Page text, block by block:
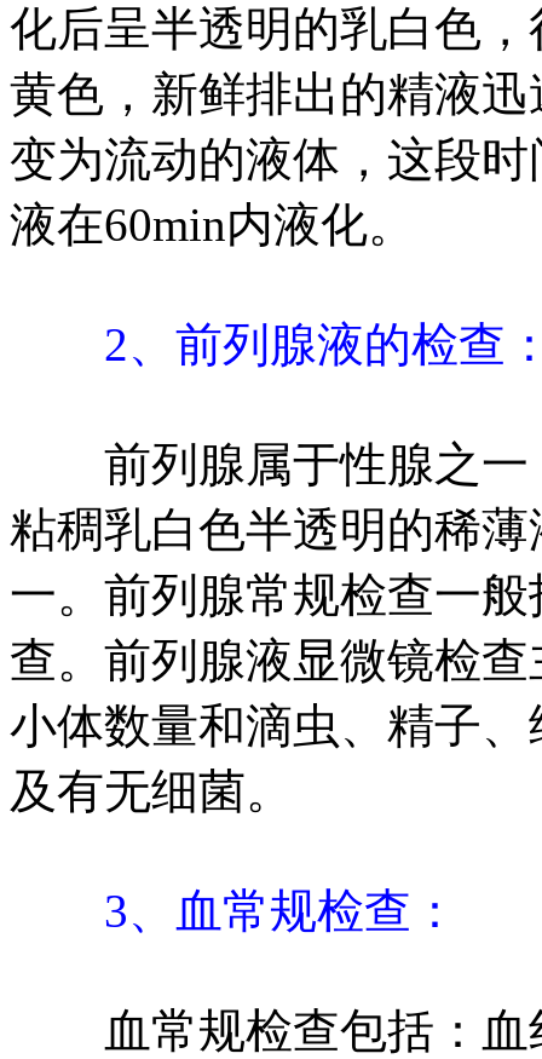
化后呈半透明的乳白色
黄色，新鲜排出的精液
变为流动的液体，这段
液在60min内液化。
2、前列腺液的检查
前列腺属于性腺之一
粘稠乳白色半透明的稀
一。前列腺常规检查一
查。前列腺液显微镜检
小体数量和滴虫、精子
及有无细菌。
3、血常规检查：
血常规检查包括：血